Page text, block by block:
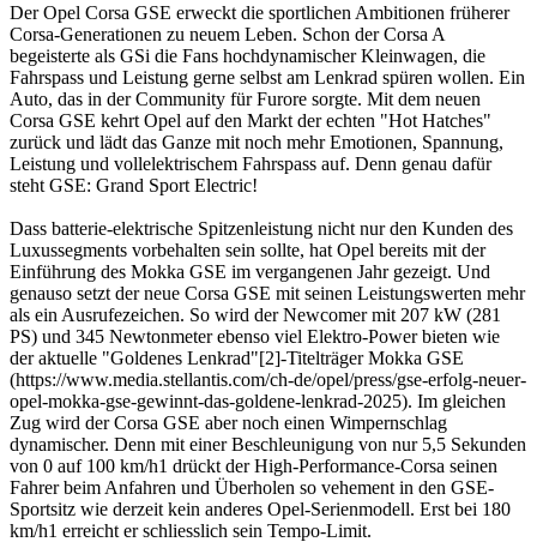
Der Opel Corsa GSE erweckt die sportlichen Ambitionen früherer
Corsa-Generationen zu neuem Leben. Schon der Corsa A
begeisterte als GSi die Fans hochdynamischer Kleinwagen, die
Fahrspass und Leistung gerne selbst am Lenkrad spüren wollen. Ein
Auto, das in der Community für Furore sorgte. Mit dem neuen
Corsa GSE kehrt Opel auf den Markt der echten "Hot Hatches"
zurück und lädt das Ganze mit noch mehr Emotionen, Spannung,
Leistung und vollelektrischem Fahrspass auf. Denn genau dafür
steht GSE: Grand Sport Electric!
Dass batterie-elektrische Spitzenleistung nicht nur den Kunden des
Luxussegments vorbehalten sein sollte, hat Opel bereits mit der
Einführung des Mokka GSE im vergangenen Jahr gezeigt. Und
genauso setzt der neue Corsa GSE mit seinen Leistungswerten mehr
als ein Ausrufezeichen. So wird der Newcomer mit 207 kW (281
PS) und 345 Newtonmeter ebenso viel Elektro-Power bieten wie
der aktuelle "Goldenes Lenkrad"[2]-Titelträger Mokka GSE
(https://www.media.stellantis.com/ch-de/opel/press/gse-erfolg-neuer-
opel-mokka-gse-gewinnt-das-goldene-lenkrad-2025). Im gleichen
Zug wird der Corsa GSE aber noch einen Wimpernschlag
dynamischer. Denn mit einer Beschleunigung von nur 5,5 Sekunden
von 0 auf 100 km/h1 drückt der High-Performance-Corsa seinen
Fahrer beim Anfahren und Überholen so vehement in den GSE-
Sportsitz wie derzeit kein anderes Opel-Serienmodell. Erst bei 180
km/h1 erreicht er schliesslich sein Tempo-Limit.